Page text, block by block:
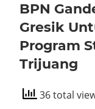
BPN
Gresik
Program
Trijuang
36 total